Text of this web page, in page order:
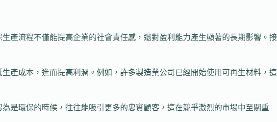
產流程不僅能提高企業的社會責任感，還對盈利能力產生顯著的長期影響。接
產成本，進而提高利潤。例如，許多製造業公司已經開始使用可再生材料，這
是環保的時候，往往能吸引更多的忠實顧客，這在競爭激烈的市場中至關重